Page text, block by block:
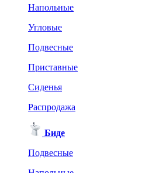
Напольные
Угловые
Подвесные
Приставные
Сиденья
Распродажа
Биде
Подвесные